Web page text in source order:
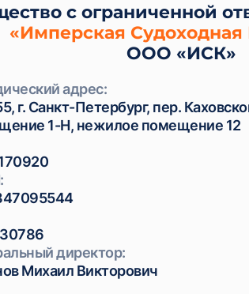
с ограниченной
«Имперская
ООО «ИСК»
адрес:
г. Санкт-Петербург, пер.
1-Н, нежилое помещение 12
директор:
Михаил Викторович